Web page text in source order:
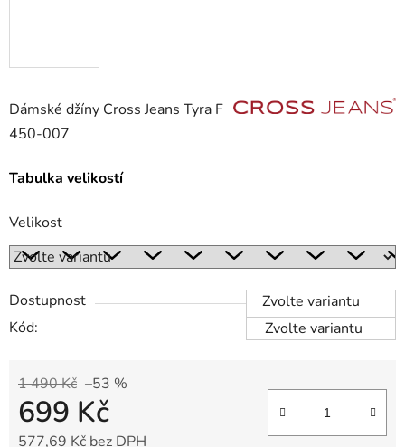
Dámské džíny Cross Jeans Tyra F
450-007
Tabulka velikostí
Velikost
Dostupnost
Zvolte variantu
Kód:
Zvolte variantu
1 490 Kč –53 %
699 Kč
577,69 Kč bez DPH